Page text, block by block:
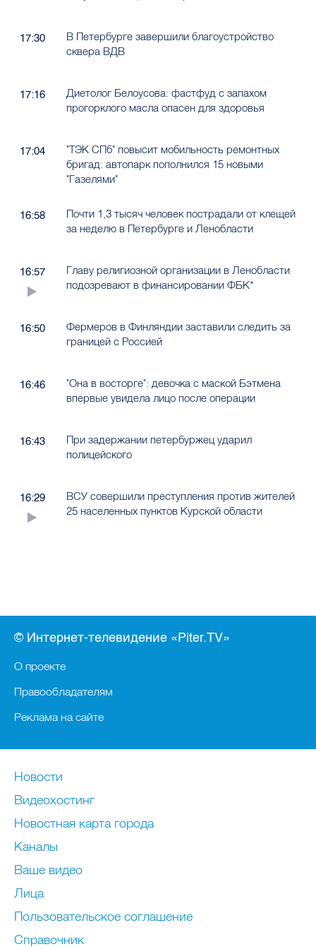
17:30
В Петербурге завершили благоустройство
сквера ВДВ
17:16
Диетолог Белоусова: фастфуд с запахом
прогорклого масла опасен для здоровья
17:04
"ТЭК СПб" повысит мобильность ремонтных
бригад: автопарк пополнился 15 новыми
"Газелями"
16:58
Почти 1,3 тысяч человек пострадали от клещей
за неделю в Петербурге и Ленобласти
16:57
Главу религиозной организации в Ленобласти
подозревают в финансировании ФБК*
16:50
Фермеров в Финляндии заставили следить за
границей с Россией
16:46
"Она в восторге": девочка с маской Бэтмена
впервые увидела лицо после операции
16:43
При задержании петербуржец ударил
полицейского
16:29
ВСУ совершили преступления против жителей
25 населенных пунктов Курской области
© Интернет-телевидение «Piter.TV»
О проекте
Правообладателям
Реклама на сайте
Новости
Видеохостинг
Новостная карта города
Каналы
Ваше видео
Лица
Пользовательское соглашение
Справочник